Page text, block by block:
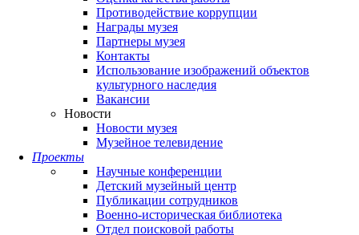
Противодействие коррупции
Награды музея
Партнеры музея
Контакты
Использование изображений объектов
культурного наследия
Вакансии
Новости
Новости музея
Музейное телевидение
Проекты
Научные конференции
Детский музейный центр
Публикации сотрудников
Военно-историческая библиотека
Отдел поисковой работы